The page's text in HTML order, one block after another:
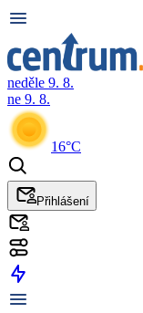
neděle 9. 8.
ne 9. 8.
16°C
Přihlášení